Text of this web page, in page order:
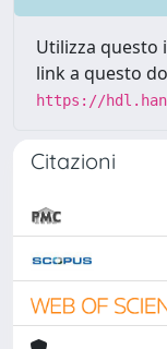
Utilizza questo
link a questo
https://
Citazioni